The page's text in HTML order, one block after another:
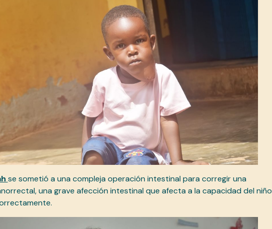
se sometió a una compleja operación intestinal para corregir una
una grave afección intestinal que afecta a la capacidad del niño